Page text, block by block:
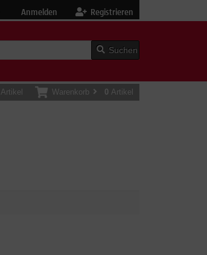
Registrieren
Anmelden
Suchen
Warenkorb 0 Artikel
Artikel